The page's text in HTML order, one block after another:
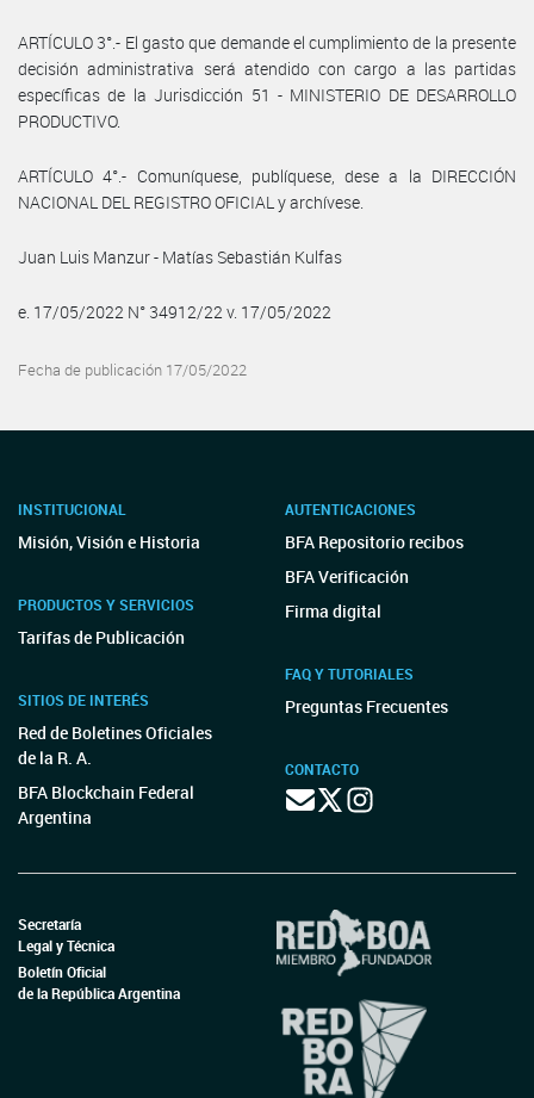
ARTÍCULO 3°.- El gasto que demande el cumplimiento de la presente
decisión administrativa será atendido con cargo a las partidas
específicas de la Jurisdicción 51 - MINISTERIO DE DESARROLLO
PRODUCTIVO.
ARTÍCULO 4°.- Comuníquese, publíquese, dese a la DIRECCIÓN
NACIONAL DEL REGISTRO OFICIAL y archívese.
Juan Luis Manzur - Matías Sebastián Kulfas
e. 17/05/2022 N° 34912/22 v. 17/05/2022
Fecha de publicación 17/05/2022
INSTITUCIONAL
Misión, Visión e Historia
PRODUCTOS Y SERVICIOS
Tarifas de Publicación
SITIOS DE INTERÉS
Red de Boletines Oficiales
de la R. A.
BFA Blockchain Federal
Argentina
AUTENTICACIONES
BFA Repositorio recibos
BFA Verificación
Firma digital
FAQ Y TUTORIALES
Preguntas Frecuentes
CONTACTO
Secretaría
Legal y Técnica
Boletín Oficial
de la República Argentina